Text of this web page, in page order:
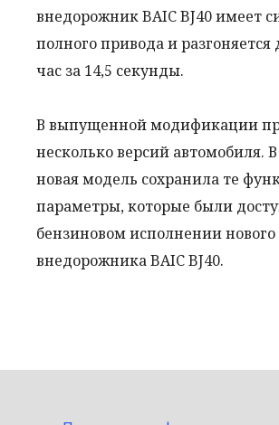
внедорожник BAIC BJ40 имеет
полного привода и разгоняется
час за 14,5 секунды.
В выпущенной модификации
несколько версий автомобиля.
новая модель сохранила те
параметры, которые были
бензиновом исполнении нового
внедорожника BAIC BJ40.